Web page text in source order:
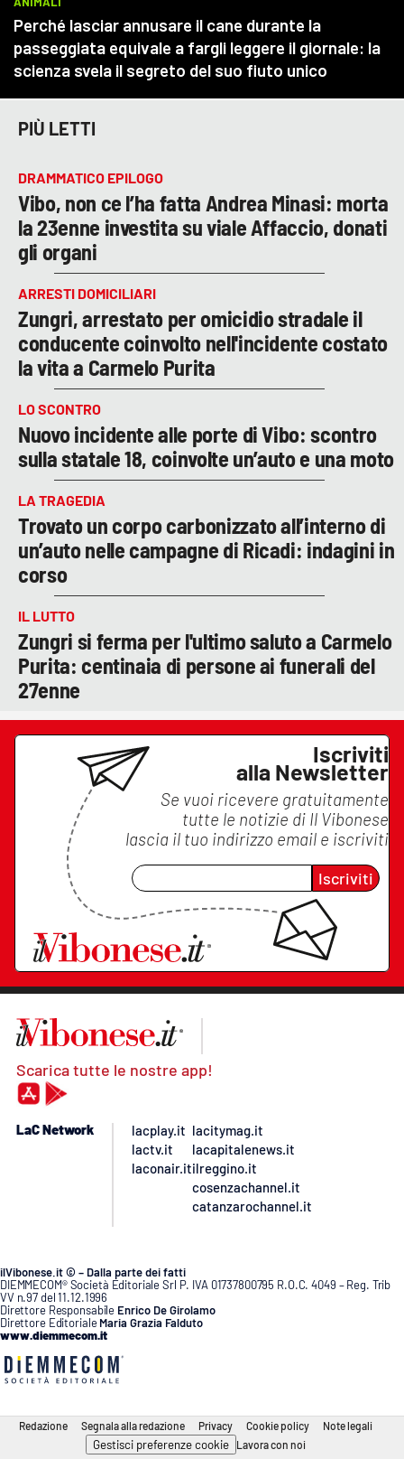
PIÙ LETTI
DRAMMATICO EPILOGO
Vibo, non ce l’ha fatta Andrea Minasi: morta
la 23enne investita su viale Affaccio, donati
gli organi
ARRESTI DOMICILIARI
Zungri, arrestato per omicidio stradale il
conducente coinvolto nell'incidente costato
la vita a Carmelo Purita
LO SCONTRO
Nuovo incidente alle porte di Vibo: scontro
sulla statale 18, coinvolte un’auto e una moto
LA TRAGEDIA
Trovato un corpo carbonizzato all’interno di
un’auto nelle campagne di Ricadi: indagini in
corso
IL LUTTO
Zungri si ferma per l'ultimo saluto a Carmelo
Purita: centinaia di persone ai funerali del
27enne
Iscriviti
alla Newsletter
Se vuoi ricevere gratuitamente
tutte le notizie di Il Vibonese
lascia il tuo indirizzo email e iscriviti
Iscriviti
Scarica tutte le nostre app!
LaC Network
lacplay.it
lactv.it
laconair.it
lacitymag.it
lacapitalenews.it
ilreggino.it
cosenzachannel.it
catanzarochannel.it
ilVibonese.it © – Dalla parte dei fatti
DIEMMECOM® Società Editoriale Srl P. IVA 01737800795 R.O.C. 4049 – Reg. Trib
VV n.97 del 11.12.1996
Direttore Responsabile Enrico De Girolamo
Direttore Editoriale Maria Grazia Falduto
www.diemmecom.it
Redazione Segnala alla redazione Privacy Cookie policy Note legali
Gestisci preferenze cookie Lavora con noi